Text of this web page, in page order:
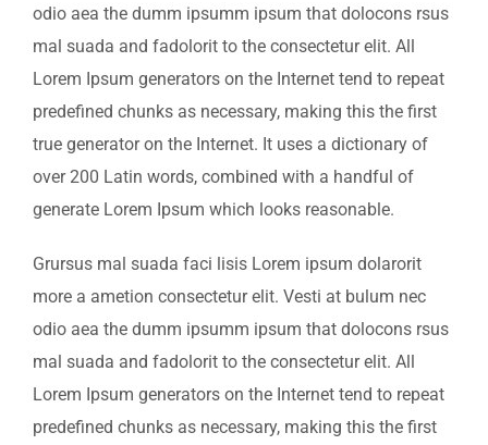
odio aea the dumm ipsumm ipsum that dolocons rsus
mal suada and fadolorit to the consectetur elit. All
Lorem Ipsum generators on the Internet tend to repeat
predefined chunks as necessary, making this the first
true generator on the Internet. It uses a dictionary of
over 200 Latin words, combined with a handful of
generate Lorem Ipsum which looks reasonable.
Grursus mal suada faci lisis Lorem ipsum dolarorit
more a ametion consectetur elit. Vesti at bulum nec
odio aea the dumm ipsumm ipsum that dolocons rsus
mal suada and fadolorit to the consectetur elit. All
Lorem Ipsum generators on the Internet tend to repeat
predefined chunks as necessary, making this the first